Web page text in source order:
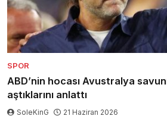
SPOR
ABD’nin hocası Avustralya
aştıklarını anlattı
SoleKinG 21 Haziran 2026